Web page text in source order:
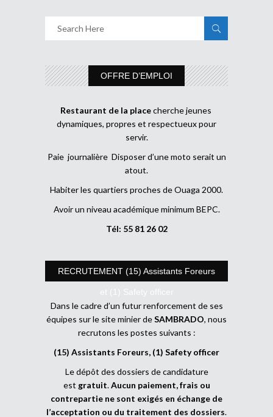
OFFRE D’EMPLOI
Restaurant de la placecherche jeunes
dynamiques, propres et respectueux pour
servir.
Paie journalière Disposer d’une moto serait un
atout.
Habiter les quartiers proches de Ouaga 2000.
Avoir un niveau académique minimum BEPC.
Tél: 55 81 26 02
RECRUTEMENT (15) Assistants Foreurs
et (1) Safety officer
Dans le cadre d’un futur renforcement de ses
équipes sur le site minier deSAMBRADO, nous
recrutons les postes suivants :
(15) Assistants Foreurs, (1) Safety officer
Le dépôt des dossiers de candidature
est gratuit.Aucun paiement, frais ou
contrepartie ne sont exigés en échange de
l’acceptation ou du traitement des dossiers.